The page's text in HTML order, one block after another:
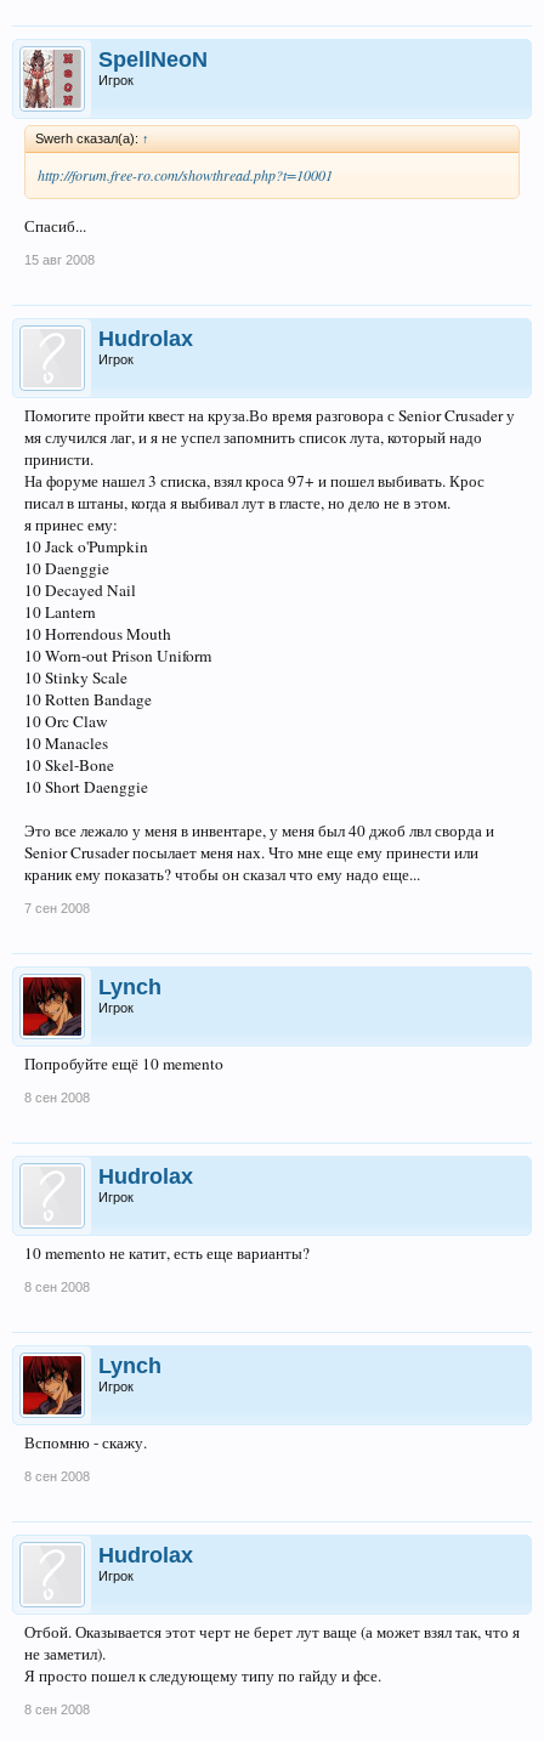
SpellNeoN
Игрок
Swerh сказал(а): ↑
http://forum.free-ro.com/showthread.php?t=10001
Спасиб...
15 авг 2008
Hudrolax
Игрок
Помогите пройти квест на круза.Во время разговора с Senior Crusader у
мя случился лаг, и я не успел запомнить список лута, который надо
принисти.
На форуме нашел 3 списка, взял кроса 97+ и пошел выбивать. Крос
писал в штаны, когда я выбивал лут в гласте, но дело не в этом.
я принес ему:
10 Jack o'Pumpkin
10 Daenggie
10 Decayed Nail
10 Lantern
10 Horrendous Mouth
10 Worn-out Prison Uniform
10 Stinky Scale
10 Rotten Bandage
10 Orc Claw
10 Manacles
10 Skel-Bone
10 Short Daenggie
Это все лежало у меня в инвентаре, у меня был 40 джоб лвл сворда и
Senior Crusader посылает меня нах. Что мне еще ему принести или
краник ему показать? чтобы он сказал что ему надо еще...
7 сен 2008
Lynch
Игрок
Попробуйте ещё 10 memento
8 сен 2008
Hudrolax
Игрок
10 memento не катит, есть еще варианты?
8 сен 2008
Lynch
Игрок
Вспомню - скажу.
8 сен 2008
Hudrolax
Игрок
Отбой. Оказывается этот черт не берет лут ваще (а может взял так, что я
не заметил).
Я просто пошел к следующему типу по гайду и фсе.
8 сен 2008